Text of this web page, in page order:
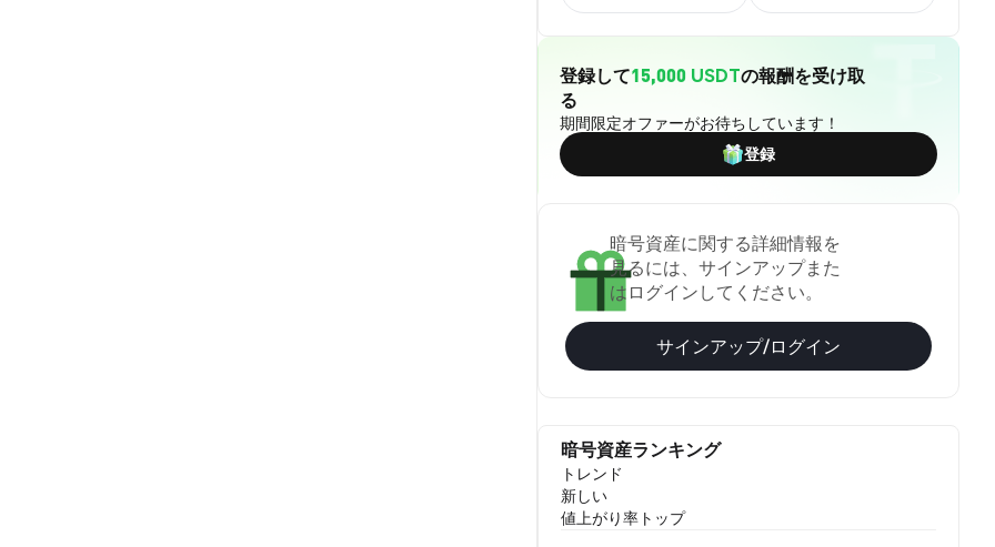
登録して15,000 USDTの報酬を受け取
る
期間限定オファーがお待ちしています！
登録
暗号資産に関する詳細情報を
見るには、サインアップまた
はログインしてください。
サインアップ/ログイン
暗号資産ランキング
トレンド
新しい
値上がり率トップ